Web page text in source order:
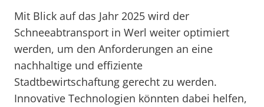
Mit Blick auf das Jahr 2025 wird der
Schneeabtransport in Werl weiter optimiert
werden, um den Anforderungen an eine
nachhaltige und effiziente
Stadtbewirtschaftung gerecht zu werden.
Innovative Technologien könnten dabei helfen,